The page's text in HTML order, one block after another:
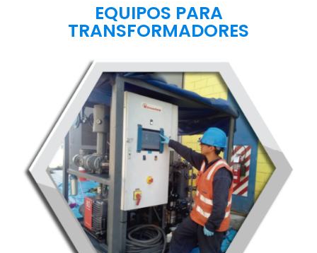
EQUIPOS PARA
TRANSFORMADORES